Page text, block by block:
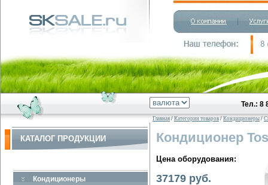
Тел.: 8
КАТАЛОГ ПРОДУКЦИИ
Кондиционеры
Главная / Категории товаров / Кондиционеры /
Кондиционер
Цена оборудования:
37179 руб.